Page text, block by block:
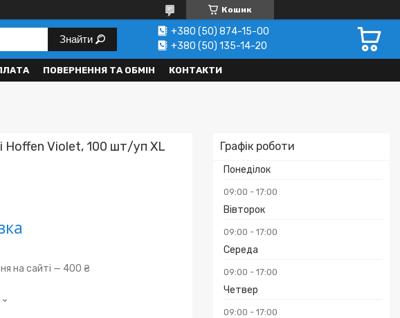
Кошик
Знайти
+380 (50) 874-15-00
+380 (50) 135-14-20
ПОВЕРНЕННЯ ТА ОБМІН КОНТАКТИ
Графік роботи
Понеділок
09:00 17:00
Вівторок
09:00 17:00
Середа
09:00 17:00
Четвер
09:00 17:00
Hoffen Violet, 100 шт/уп XL
на сайті — 400 ₴